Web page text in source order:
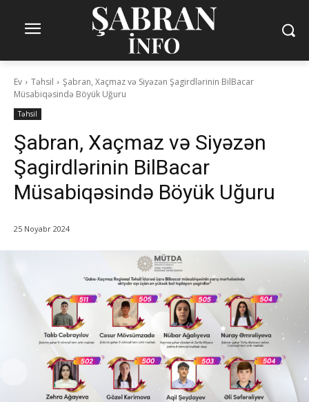
Ev Təhsil
Şabran, Xaçmaz və Siyəzən Şagirdlərinin BilBacar
Müsabiqəsində Böyük Uğuru
Təhsil
Şabran, Xaçmaz və Siyəzən
Şagirdlərinin BilBacar
Müsabiqəsində Böyük Uğuru
25 Noyabr 2024